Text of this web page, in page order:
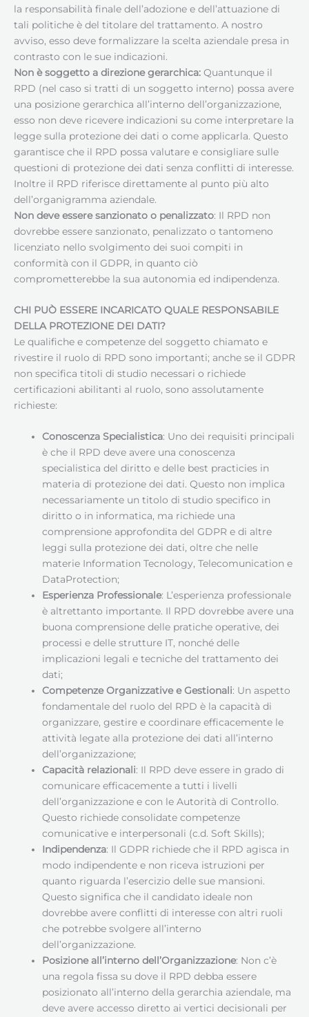
la responsabilità finale dell’adozione e dell’attuazione di
tali politiche è del titolare del trattamento. A nostro
avviso, esso deve formalizzare la scelta aziendale presa in
contrasto con le sue indicazioni.
Non è soggetto a direzione gerarchica: Quantunque il
RPD (nel caso si tratti di un soggetto interno) possa avere
una posizione gerarchica all’interno dell’organizzazione,
esso non deve ricevere indicazioni su come interpretare la
legge sulla protezione dei dati o come applicarla. Questo
garantisce che il RPD possa valutare e consigliare sulle
questioni di protezione dei dati senza conflitti di interesse.
Inoltre il RPD riferisce direttamente al punto più alto
dell’organigramma aziendale.
Non deve essere sanzionato o penalizzato: Il RPD non
dovrebbe essere sanzionato, penalizzato o tantomeno
licenziato nello svolgimento dei suoi compiti in
conformità con il GDPR, in quanto ciò
comprometterebbe la sua autonomia ed indipendenza.
CHI PUÒ ESSERE INCARICATO QUALE RESPONSABILE
DELLA PROTEZIONE DEI DATI?
Le qualifiche e competenze del soggetto chiamato e
rivestire il ruolo di RPD sono importanti; anche se il GDPR
non specifica titoli di studio necessari o richiede
certificazioni abilitanti al ruolo, sono assolutamente
richieste:
Conoscenza Specialistica: Uno dei requisiti principali
è che il RPD deve avere una conoscenza
specialistica del diritto e delle best practicies in
materia di protezione dei dati. Questo non implica
necessariamente un titolo di studio specifico in
diritto o in informatica, ma richiede una
comprensione approfondita del GDPR e di altre
leggi sulla protezione dei dati, oltre che nelle
materie Information Tecnology, Telecomunication e
DataProtection;
Esperienza Professionale: L’esperienza professionale
è altrettanto importante. Il RPD dovrebbe avere una
buona comprensione delle pratiche operative, dei
processi e delle strutture IT, nonché delle
implicazioni legali e tecniche del trattamento dei
dati;
Competenze Organizzative e Gestionali: Un aspetto
fondamentale del ruolo del RPD è la capacità di
organizzare, gestire e coordinare efficacemente le
attività legate alla protezione dei dati all’interno
dell’organizzazione;
Capacità relazionali: Il RPD deve essere in grado di
comunicare efficacemente a tutti i livelli
dell’organizzazione e con le Autorità di Controllo.
Questo richiede consolidate competenze
comunicative e interpersonali (c.d. Soft Skills);
Indipendenza: Il GDPR richiede che il RPD agisca in
modo indipendente e non riceva istruzioni per
quanto riguarda l’esercizio delle sue mansioni.
Questo significa che il candidato ideale non
dovrebbe avere conflitti di interesse con altri ruoli
che potrebbe svolgere all’interno
dell’organizzazione.
Posizione all’interno dell’Organizzazione: Non c’è
una regola fissa su dove il RPD debba essere
posizionato all’interno della gerarchia aziendale, ma
deve avere accesso diretto ai vertici decisionali per